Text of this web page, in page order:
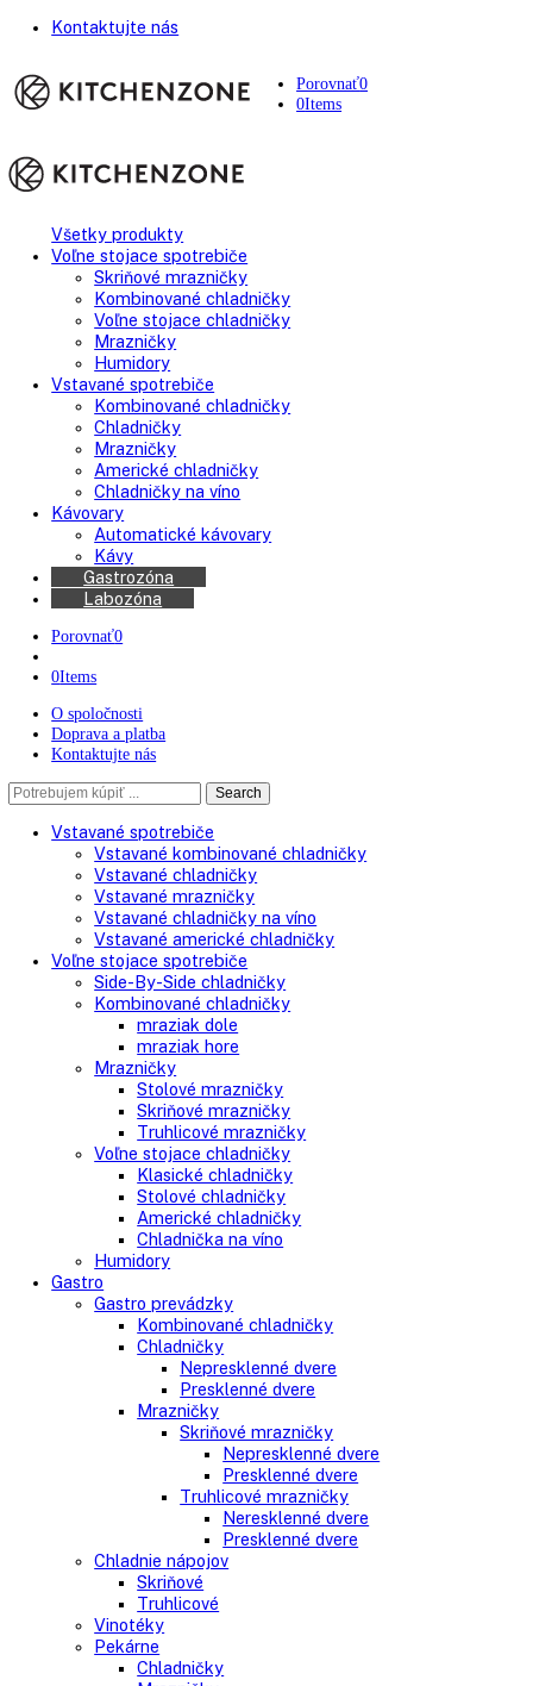
Kontaktujte nás
Porovnať
0Items
Všetky produkty
Voľne stojace spotrebiče
Skriňové mrazničky
Kombinované chladničky
Voľne stojace chladničky
Mrazničky
Humidory
Vstavané spotrebiče
Kombinované chladničky
Chladničky
Mrazničky
Americké chladničky
Chladničky na víno
Kávovary
Automatické kávovary
Gastrozóna
Porovnať0
0Items
O spoločnosti
Kontaktujte nás
Search
Vstavané spotrebiče
Vstavané kombinované chladničky
Vstavané chladničky
Vstavané mrazničky
Vstavané chladničky na víno
Vstavané americké chladničky
Voľne stojace spotrebiče
Side-By-Side chladničky
Kombinované chladničky
mraziak dole
mraziak hore
Mrazničky
Stolové mrazničky
Skriňové mrazničky
Truhlicové mrazničky
Klasické chladničky
Stolové chladničky
Americké chladničky
Chladnička na víno
Humidory
Gastro prevádzky
Kombinované chladničky
Chladničky
Nepresklenné dvere
Presklenné dvere
Mrazničky
Skriňové mrazničky
Truhlicové mrazničky